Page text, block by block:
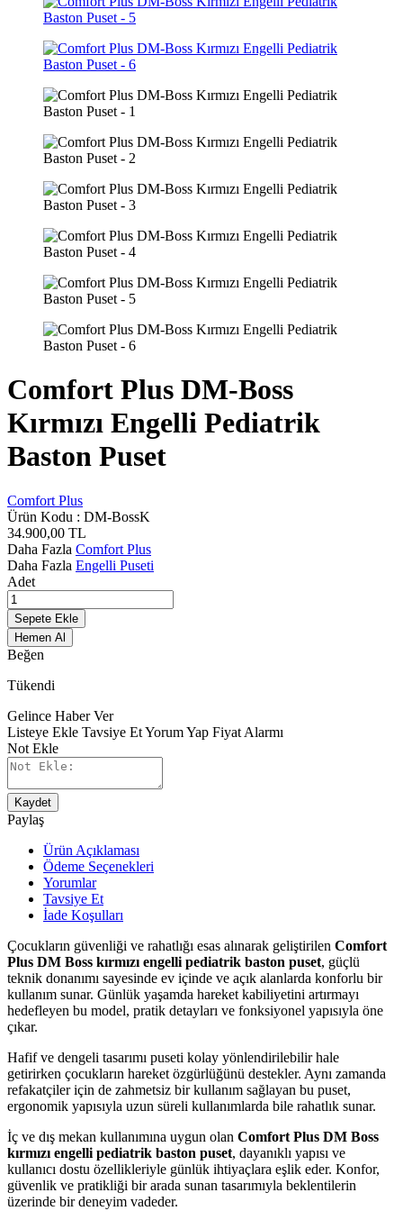
Comfort Plus DM-Boss
Kırmızı Engelli Pediatrik
Baston Puset
Comfort Plus
Ürün Kodu : DM-BossK
34.900,00 TL
Daha Fazla Comfort Plus
Daha Fazla Engelli Puseti
Adet
Sepete Ekle
Hemen Al
Beğen
Tükendi
Gelince Haber Ver
Listeye Ekle Tavsiye EtYorum Yap Fiyat Alarmı
Not Ekle
Kaydet
Paylaş
Ürün Açıklaması
Ödeme Seçenekleri
Yorumlar
Tavsiye Et
İade Koşulları
Çocukların güvenliği ve rahatlığı esas alınarak geliştirilen Comfort
Plus DM Boss kırmızı engelli pediatrik baston puset, güçlü
teknik donanımı sayesinde ev içinde ve açık alanlarda konforlu bir
kullanım sunar. Günlük yaşamda hareket kabiliyetini artırmayı
hedefleyen bu model, pratik detayları ve fonksiyonel yapısıyla öne
çıkar.
Hafif ve dengeli tasarımı puseti kolay yönlendirilebilir hale
getirirken çocukların hareket özgürlüğünü destekler. Aynı zamanda
refakatçiler için de zahmetsiz bir kullanım sağlayan bu puset,
ergonomik yapısıyla uzun süreli kullanımlarda bile rahatlık sunar.
İç ve dış mekan kullanımına uygun olan Comfort Plus DM Boss
kırmızı engelli pediatrik baston puset, dayanıklı yapısı ve
kullanıcı dostu özellikleriyle günlük ihtiyaçlara eşlik eder. Konfor,
güvenlik ve pratikliği bir arada sunan tasarımıyla beklentilerin
üzerinde bir deneyim vadeder.